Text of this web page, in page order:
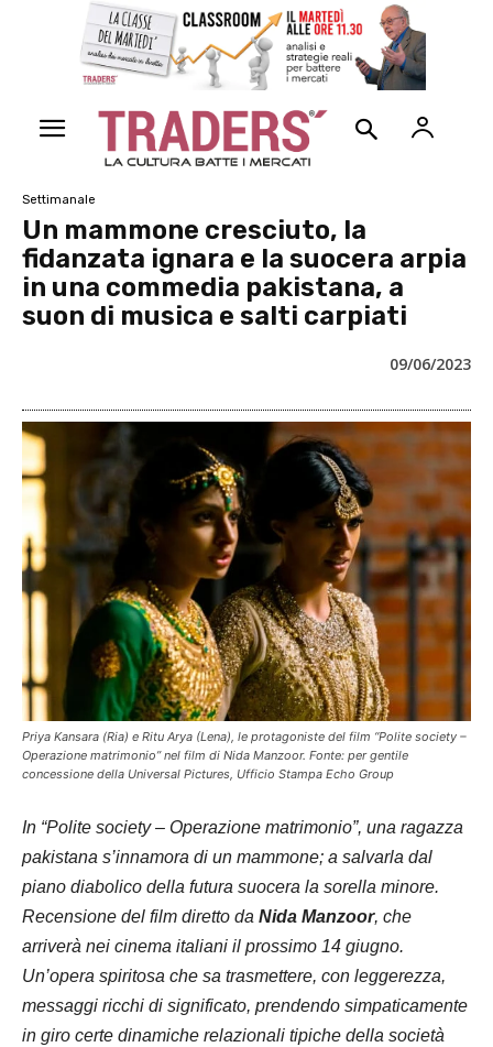
Settimanale
Un mammone cresciuto, la
fidanzata ignara e la suocera arpia
in una commedia pakistana, a
suon di musica e salti carpiati
09/06/2023
Priya Kansara (Ria) e Ritu Arya (Lena), le protagoniste del film “Polite society –
Operazione matrimonio” nel film di Nida Manzoor. Fonte: per gentile
concessione della Universal Pictures, Ufficio Stampa Echo Group
In “Polite society – Operazione matrimonio”, una ragazza
pakistana s’innamora di un mammone; a salvarla dal
piano diabolico della futura suocera la sorella minore.
Recensione del film diretto da Nida Manzoor, che
arriverà nei cinema italiani il prossimo 14 giugno.
Un’opera spiritosa che sa trasmettere, con leggerezza,
messaggi ricchi di significato, prendendo simpaticamente
in giro certe dinamiche relazionali tipiche della società